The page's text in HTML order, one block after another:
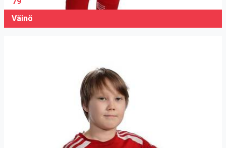
Väinö